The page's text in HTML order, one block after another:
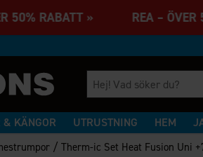
50% RABATT » REA –
& KÄNGOR UTRUSTNING HEM
/Therm-ic Set Heat Fusion Uni